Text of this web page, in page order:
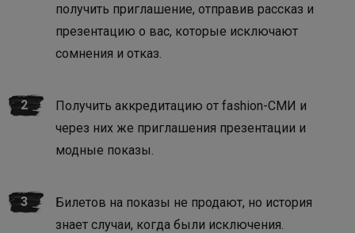
получить приглашение, отправив рассказ и
презентацию о вас, которые исключают
сомнения и отказ.
Получить аккредитацию от fashion-СМИ и
через них же приглашения презентации и
модные показы.
Билетов на показы не продают, но история
знает случаи, когда были исключения.